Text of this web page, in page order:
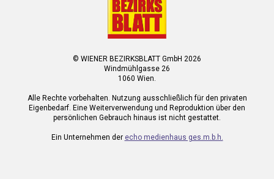
© WIENER BEZIRKSBLATT GmbH 2026
Windmühlgasse 26
1060 Wien.
Alle Rechte vorbehalten. Nutzung ausschließlich für den privaten
Eigenbedarf. Eine Weiterverwendung und Reproduktion über den
persönlichen Gebrauch hinaus ist nicht gestattet.
Ein Unternehmen der echo medienhaus ges.m.b.h.